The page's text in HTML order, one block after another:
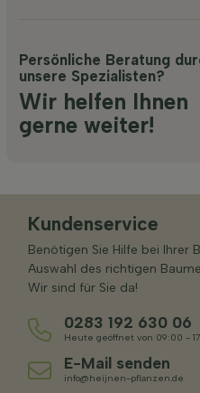
Persönliche Beratung
unsere Spezialisten?
Wir helfen Ihnen
gerne weiter!
Kundenservice
Benötigen Sie Hilfe bei Ihrer
Auswahl des richtigen
Wir sind für Sie da!
0283 192 630 06
Heute geöffnet von 09:00 -
E-Mail senden
info@heijnen-pflanzen.de